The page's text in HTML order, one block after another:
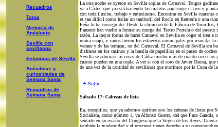
Recuadros
Toros
Memoria de
Andalucía
Sevilla con
sevillanos
Estampas de Sevilla
Anécdotas y
curiosidades de
Semana Santa
Recuadros de
Semana Santa
La otra noche se oyeron en Sevilla coplas de Carnaval. Tangos
va a Cádiz, que ya está haciendo las maletas para coger el tren y
con toda ilusión, trabajo y entusiasmo. Encontrar en Sevilla cuarenta
es tan difícil como hallar un tamboril del Rocío en Rentería o una
Peña lo ha conseguido. Desde la chimenea de la Fábrica de
Panseco han vuelto a formar su murga del Teatro Portela o del
razón. La mejor forma de hacer Carnaval en Sevilla es coger el tren
nunca cuajó, y vanos fueron los esfuerzos municipales por resucitar
verano y de las terrazas, no del Carnaval. El Carnaval de Sevilla era
disfraces en los casinos y la batalla de papelillos en el paseo de
Sevilla se admiran las cosas de Cádiz mucho más de cuanto creen
cuanto pueden en una copla. A ver si con el coro de Javier Osuna,
de una vez de la cantidad de sevillanos que morimos por la Cuna de
Subir
Sábado 17: Cabezas de lista
Ea, tranquilos, que ya sabemos quiénes son los cabezas de listas por
Socialista, como número 1, va Alfonso Guerra, del que Paco
sentado en su escaño del Congreso que la Virgen de los Reyes.
también la modernidad y el progreso tienen derecho a su